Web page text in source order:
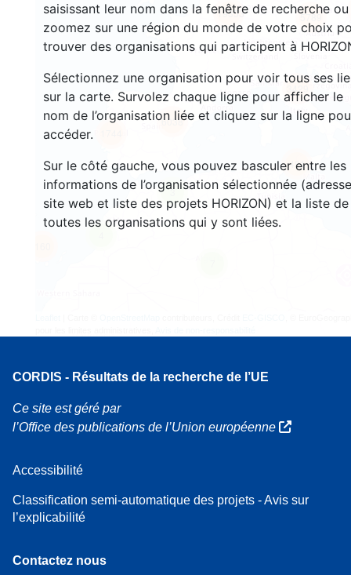
saisissant leur nom dans la fenêtre de recherche ou
zoomez sur une région du monde de votre choix
trouver des organisations qui participent à
Sélectionnez une organisation pour voir tous ses
sur la carte. Survolez chaque ligne pour afficher le
nom de l’organisation liée et cliquez sur la ligne
accéder.
Sur le côté gauche, vous pouvez basculer entre les
informations de l’organisation sélectionnée
site web et liste des projets HORIZON) et la liste de
toutes les organisations qui y sont liées.
3429
5789
3
481
19353
6038
CORDIS - Résultats de la recherche de l’UE
Ce site est géré par
l’Office des publications de l’Union européenne
Accessibilité
Classification semi-automatique des projets - Avis sur
l’explicabilité
Contactez nous